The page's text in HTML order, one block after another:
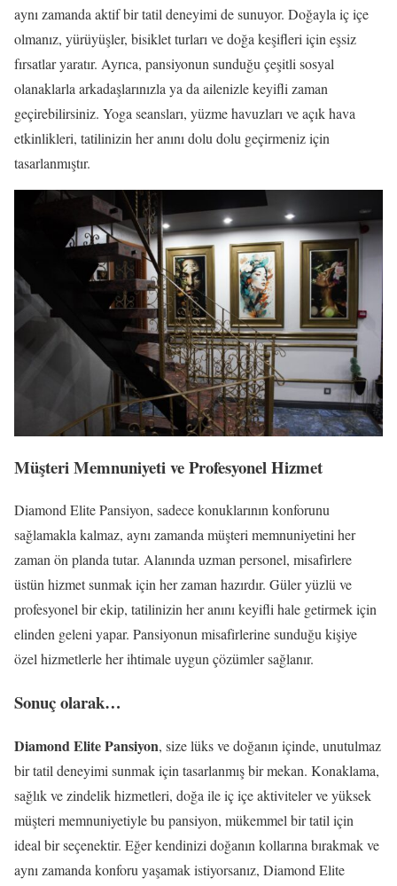
aynı zamanda aktif bir tatil deneyimi de sunuyor. Doğayla iç içe
olmanız, yürüyüşler, bisiklet turları ve doğa keşifleri için eşsiz
fırsatlar yaratır. Ayrıca, pansiyonun sunduğu çeşitli sosyal
olanaklarla arkadaşlarınızla ya da ailenizle keyifli zaman
geçirebilirsiniz. Yoga seansları, yüzme havuzları ve açık hava
etkinlikleri, tatilinizin her anını dolu dolu geçirmeniz için
tasarlanmıştır.
Müşteri Memnuniyeti ve Profesyonel Hizmet
Diamond Elite Pansiyon, sadece konuklarının konforunu
sağlamakla kalmaz, aynı zamanda müşteri memnuniyetini her
zaman ön planda tutar. Alanında uzman personel, misafirlere
üstün hizmet sunmak için her zaman hazırdır. Güler yüzlü ve
profesyonel bir ekip, tatilinizin her anını keyifli hale getirmek için
elinden geleni yapar. Pansiyonun misafirlerine sunduğu kişiye
özel hizmetlerle her ihtimale uygun çözümler sağlanır.
Sonuç olarak…
Diamond Elite Pansiyon, size lüks ve doğanın içinde, unutulmaz
bir tatil deneyimi sunmak için tasarlanmış bir mekan. Konaklama,
sağlık ve zindelik hizmetleri, doğa ile iç içe aktiviteler ve yüksek
müşteri memnuniyetiyle bu pansiyon, mükemmel bir tatil için
ideal bir seçenektir. Eğer kendinizi doğanın kollarına bırakmak ve
aynı zamanda konforu yaşamak istiyorsanız, Diamond Elite